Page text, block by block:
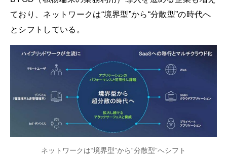
ており、ネットワークは“境界型”から“分散型”の時代へ
とシフトしている。
ネットワークは“境界型”から“分散型”へシフト